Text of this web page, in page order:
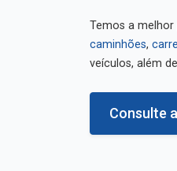
Temos a
caminhões
veículos, além
Consulte